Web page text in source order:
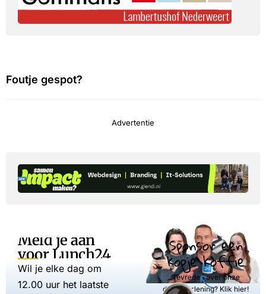
Foutje gespot?
Advertentie
Meld je aan
voor Lunch24
Wil je elke dag om
12.00 uur het laatste
Sponsor een
kopje koffie
Tevreden over onze
dienstverlening? Klik hier!